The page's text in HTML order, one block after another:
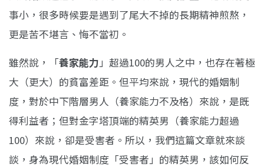
事小，很多時候要是遇到了尾大不掉的長期精神煎熬，
更是苦不堪言、悔不當初。
雖然說，「養家能力」超過100的男人之中，也存在著極
大（更大）的貧富差距。但平均來說，現代的婚姻制
度，對於中下階層男人（養家能力不及格）來說，是既
得利益者；但對金字塔頂端的精英男（養家能力超過
100）來說，卻是受害者。所以，我們這篇文章就來談
談，身為現代婚姻制度「受害者」的精英男，該如何反